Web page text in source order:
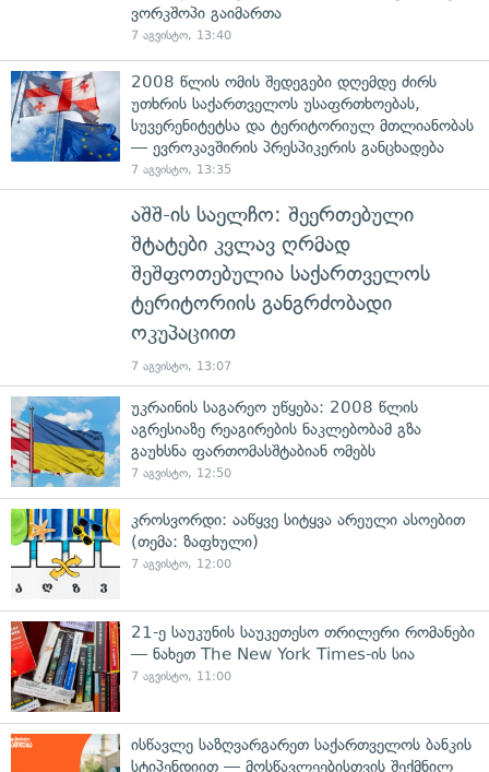
ვორკშოპი გაიმართა
7 აგვისტო, 13:40
2008 წლის ომის შედეგები დღემდე ძირს
უთხრის საქართველოს უსაფრთხოებას,
სუვერენიტეტსა და ტერიტორიულ მთლიანობას
— ევროკავშირის პრესპიკერის განცხადება
7 აგვისტო, 13:35
აშშ-ის საელჩო: შეერთებული
შტატები კვლავ ღრმად
შეშფოთებულია საქართველოს
ტერიტორიის განგრძობადი
ოკუპაციით
7 აგვისტო, 13:07
უკრაინის საგარეო უწყება: 2008 წლის
აგრესიაზე რეაგირების ნაკლებობამ გზა
გაუხსნა ფართომასშტაბიან ომებს
7 აგვისტო, 12:50
კროსვორდი: ააწყვე სიტყვა არეული ასოებით
(თემა: ზაფხული)
7 აგვისტო, 12:00
21-ე საუკუნის საუკეთესო თრილერი რომანები
— ნახეთ The New York Times-ის სია
7 აგვისტო, 11:00
ისწავლე საზღვარგარეთ საქართველოს ბანკის
სტიპენდიით — მოსწავლეებისთვის შექმნილ